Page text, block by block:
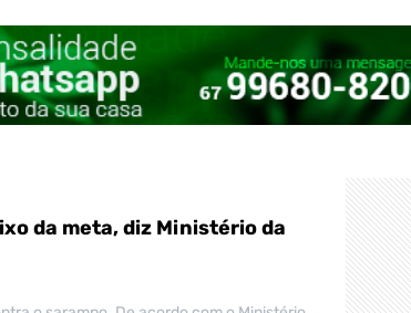
da meta, diz Ministério da